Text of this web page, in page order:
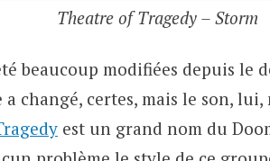
Theatre of Tragedy – Storm
beaucoup modifiées depuis le
a changé, certes, mais le son, lui,
est un grand nom du